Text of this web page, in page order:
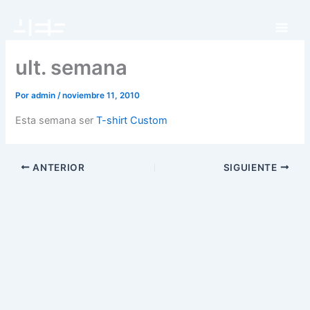
ult. semana
Poradmin/noviembre 11, 2010
Esta semana serT-shirt Custom
ANTERIOR SIGUIENTE